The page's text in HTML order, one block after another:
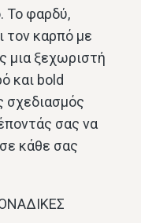
Το φαρδύ,
τον καρπό με
μια ξεχωριστή
και bold
σχεδιασμός
σας να
κάθε σας